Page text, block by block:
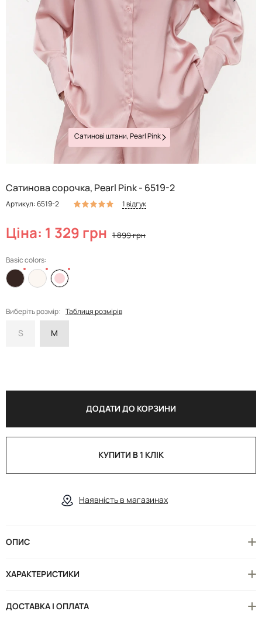
Сатинові штани, Pearl Pink
Сатинова сорочка, Pearl Pink - 6519-2
Артикул: 6519-2 1 відгук
Ціна: 1 329 грн 1 899 грн
Basic colors:
Виберіть розмір: Таблиця розмірів
S M
ДОДАТИ ДО КОРЗИНИ
КУПИТИ В 1 КЛІК
Наявність в магазинах
ОПИС
ХАРАКТЕРИСТИКИ
ДОСТАВКА І ОПЛАТА